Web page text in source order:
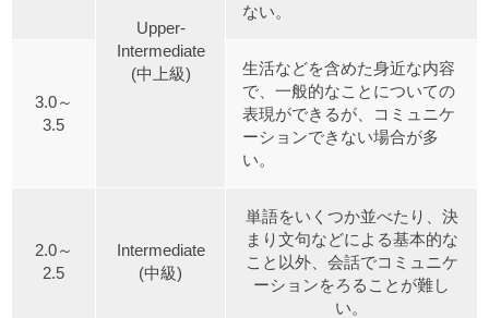
Upper-
Intermediate
(中上級)
ない。
3.0～
3.5
生活などを含めた身近な内容
で、一般的なことについての
表現ができるが、コミュニケ
ーションできない場合が多
い。
2.0～
2.5
Intermediate
(中級)
単語をいくつか並べたり、決
まり文句などによる基本的な
こと以外、会話でコミュニケ
ーションをろることが難し
い。